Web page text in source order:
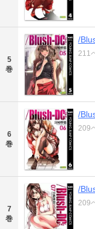
5
巻
/
211
6
巻
/
209
7
巻
/
209